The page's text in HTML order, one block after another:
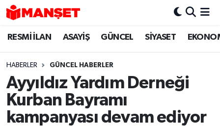
RESMİ İLAN ASAYİŞ GÜNCEL SİYASET
HABERLER GÜNCEL HABERLER
Ayyıldız Yardım Derneği
Kurban Bayramı
kampanyası devam ediyor
Hava Durumu
Trafik Durumu
Süper Lig Puan Durumu ve Fikstür
Tüm Manşetler